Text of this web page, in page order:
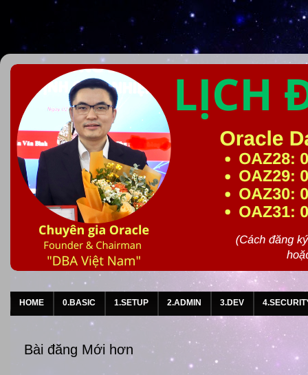
HOME 0.BASIC 1.SETUP 2.ADMIN 3.DEV
Bài đăng Mới hơn